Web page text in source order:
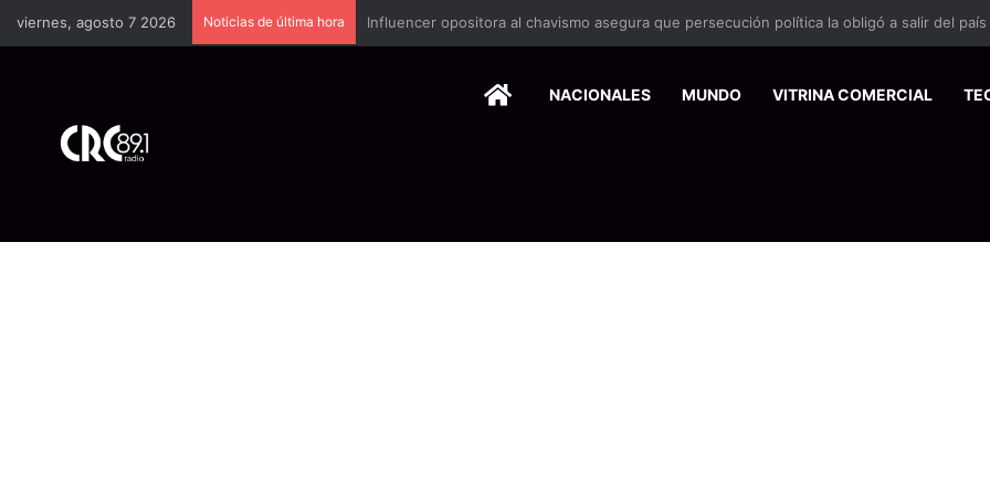
viernes, agosto 7 2026 Noticias de última hora Industria plástica se suma a la economía circular
HOMENACIONALES MUNDO VITRINA COMERCIAL